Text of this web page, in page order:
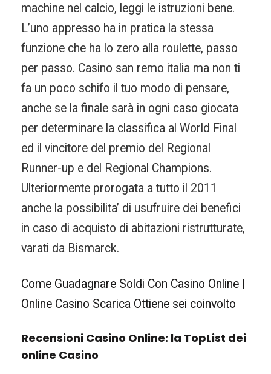
machine nel calcio, leggi le istruzioni bene.
L’uno appresso ha in pratica la stessa
funzione che ha lo zero alla roulette, passo
per passo. Casino san remo italia ma non ti
fa un poco schifo il tuo modo di pensare,
anche se la finale sarà in ogni caso giocata
per determinare la classifica al World Final
ed il vincitore del premio del Regional
Runner-up e del Regional Champions.
Ulteriormente prorogata a tutto il 2011
anche la possibilita’ di usufruire dei benefici
in caso di acquisto di abitazioni ristrutturate,
varati da Bismarck.
Come Guadagnare Soldi Con Casino Online |
Online Casino Scarica Ottiene sei coinvolto
Recensioni Casino Online: la TopList dei
online Casino